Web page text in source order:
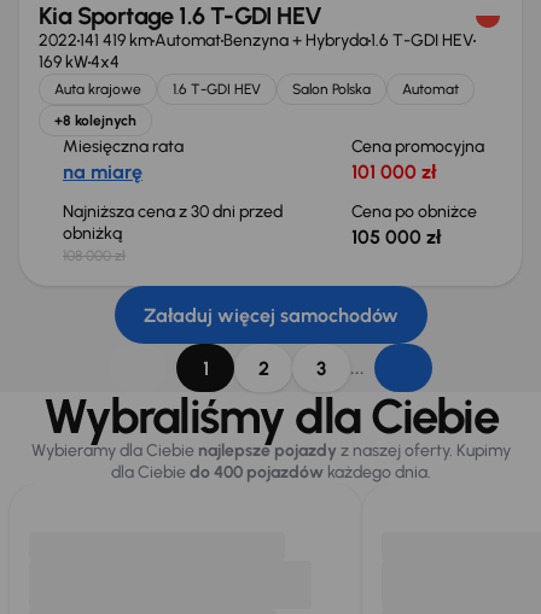
Kia Sportage 1.6 T-GDI HEV
2022141 419 kmAutomatBenzyna + Hybryda1.6 T-GDI HEV
169 kW4x4
Auta krajowe 1.6 T-GDI HEV Salon Polska
Automat
+8 kolejnych
Miesięczna rata
na miarę
Cena promocyjna
101 000 zł
Najniższa cena z 30 dni przed
obniżką
108 000 zł
Cena po obniżce
105 000 zł
Załaduj więcej samochodów
1 2 3 ...
Wybraliśmy dla Ciebie
Wybieramy dla Ciebie najlepsze pojazdy z naszej oferty. Kupimy
dla Ciebiedo 400 pojazdówkażdego dnia.